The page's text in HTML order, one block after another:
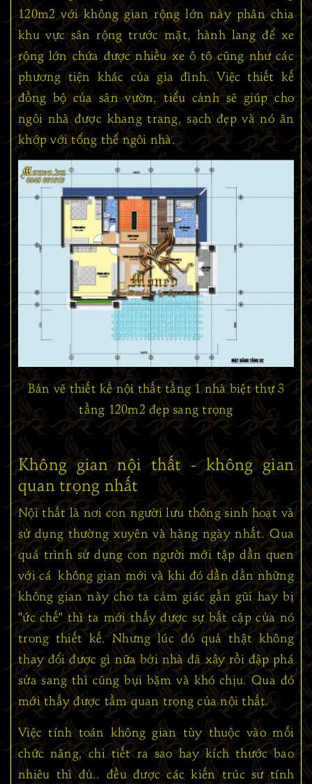
120m2 với không gian rộng lớn này phân chia
khu vực sân rộng trước mặt, hành lang để xe
rộng lớn chứa được nhiều xe ô tô cũng như các
phương tiện khác của gia đình. Việc thiết kế
đồng bộ của sân vườn, tiểu cảnh sẽ giúp cho
ngôi nhà được khang trang, sạch đẹp và nó ăn
khớp với tổng thể ngôi nhà.
Bản vẽ thiết kế nội thất tầng 1 nhà biệt thự 3
tầng 120m2 đẹp sang trọng
Không gian nội thất - không gian
quan trọng nhất
Nội thất là nơi con người lưu thông sinh hoạt và
sử dụng thường xuyên và hàng ngày nhất. Qua
quá trình sử dụng con người mới tập dần quen
với cá không gian mới và khi đó dần dần những
không gian này cho ta cảm giác gần gũi hay bị
"ức chế" thì ta mới thấy được sự bất cập của nó
trong thiết kế. Nhưng lúc đó quả thật không
thay đổi được gì nữa bởi nhà đã xây rồi đập phá
sửa sang thì cũng bụi bặm và khó chịu. Qua đó
mới thấy được tầm quan trọng của nội thất.
Việc tính toán không gian tùy thuộc vào mỗi
chức năng, chi tiết ra sao hay kích thước bao
nhiêu thì đủ.. đều được các kiến trúc sư tính